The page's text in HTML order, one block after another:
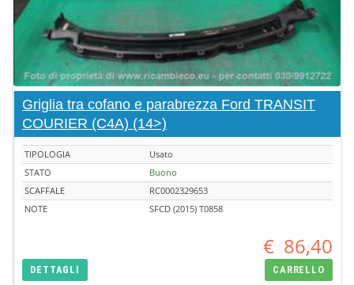
Griglia tra cofano e parabrezza Ford TRANSIT
COURIER (C4A) (14>)
TIPOLOGIA
Usato
STATO
Buono
SCAFFALE
RC0002329653
NOTE
SFCD (2015) T0858
€ 86,40
DETTAGLI CARRELLO